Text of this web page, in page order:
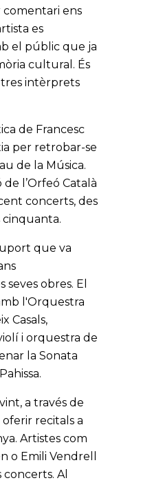
comentari ens
es
el públic que ja
cultural. És
intèrprets
de Francesc
per retrobar-se
de la Música.
l’Orfeó Català
concerts, des
cinquanta.
que va
obres. El
l'Orquestra
Casals,
i orquestra de
la Sonata
a través de
oferir recitals a
Artistes com
o Emili Vendrell
Al